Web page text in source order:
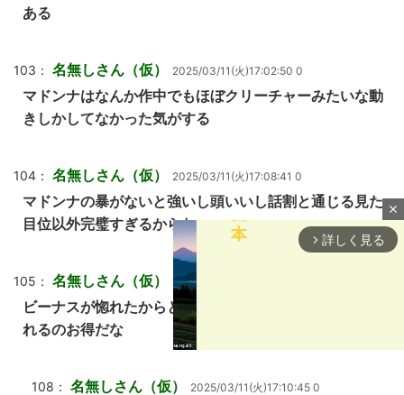
ある
103： 名無しさん（仮） 2025/03/11(火)17:02:50 0
マドンナはなんか作中でもほぼクリーチャーみたいな動
きしかしてなかった気がする
104： 名無しさん（仮） 2025/03/11(火)17:08:41 0
マドンナの暴がないと強いし頭いいし話割と通じる見た
目位以外完璧すぎるからな…
105： 名無しさん（仮） 2025/03/11(火)17:09:24 0
ビーナスが惚れたからとはいえ3人とも味方についてく
れるのお得だな
108： 名無しさん（仮） 2025/03/11(火)17:10:45 0
close
arrow_forward_ios 詳しく見る